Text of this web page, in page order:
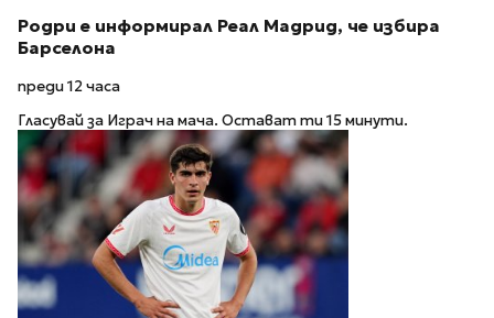
Родри е информирал Реал Мадрид, че избира
Барселона
преди 12 часа
Гласувай за Играч на мача. Остават ти 15 минути.